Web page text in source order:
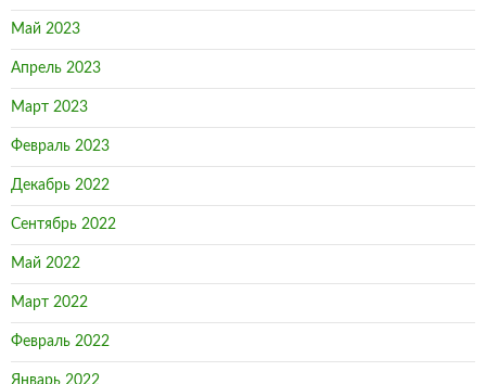
Май 2023
Апрель 2023
Март 2023
Февраль 2023
Декабрь 2022
Сентябрь 2022
Май 2022
Март 2022
Февраль 2022
Январь 2022